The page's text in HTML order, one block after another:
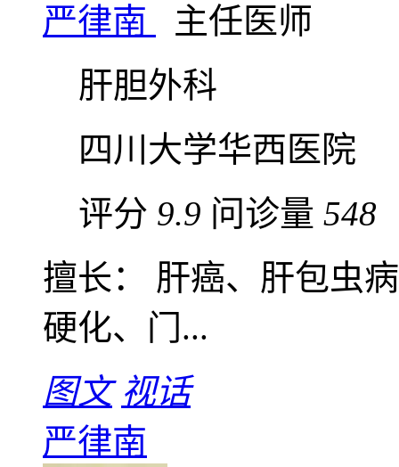
严律南
主任医师
肝胆外科
四川大学华西医院
评分 9.9 问诊量 548
擅长： 肝癌、肝包虫
硬化、门...
图文 视话
严律南